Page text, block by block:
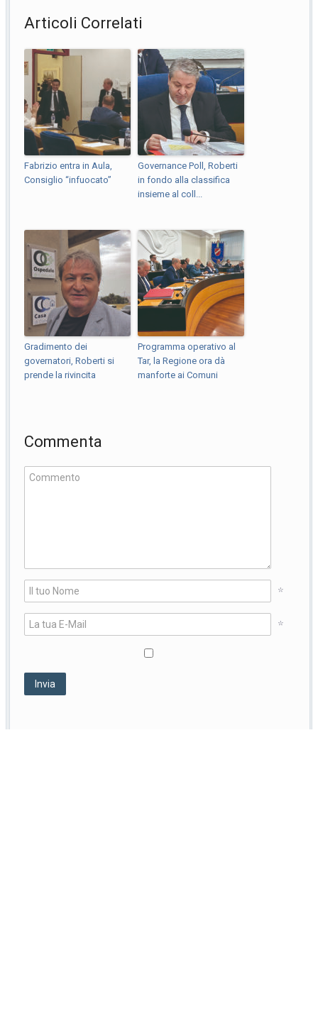
Articoli Correlati
Fabrizio entra in Aula,
Consiglio “infuocato”
Governance Poll, Roberti
in fondo alla classifica
insieme al coll...
Gradimento dei
governatori, Roberti si
prende la rivincita
Programma operativo al
Tar, la Regione ora dà
manforte ai Comuni
Commenta
*
*